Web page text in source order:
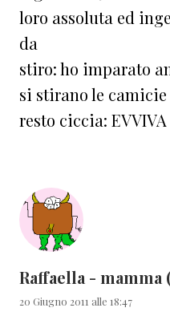
loro assoluta ed
da
stiro: ho imparato
si stirano le
resto ciccia: EVVIVA
Raffaella - mamma
20 Giugno 2011 alle 18:47